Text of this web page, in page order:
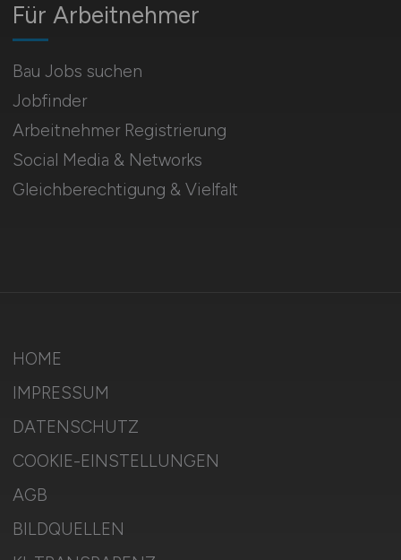
Für Arbeitnehmer
Bau Jobs suchen
Jobfinder
Arbeitnehmer Registrierung
Social Media & Networks
Gleichberechtigung & Vielfalt
HOME
IMPRESSUM
DATENSCHUTZ
COOKIE-EINSTELLUNGEN
AGB
BILDQUELLEN